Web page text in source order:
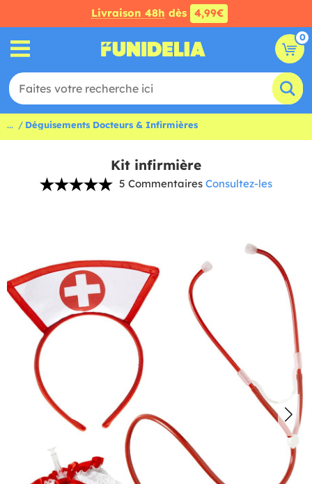
Livraison 48h dès 4,99€
0
... Déguisements Docteurs & Infirmières
Kit infirmière
5 Commentaires Consultez-les